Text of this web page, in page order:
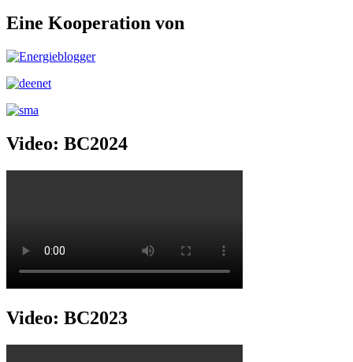
Eine Kooperation von
Video: BC2024
Video: BC2023